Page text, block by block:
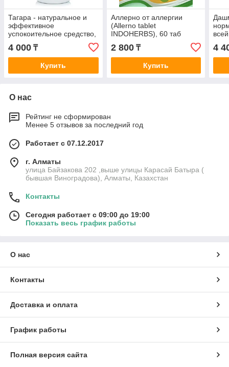
Тагара - натуральное и
эффективное
успокоительное средство,
60 таб.Tagara, Sangam
4 000 ₸
Купить
Аллерно от аллергии
(Allerno tablet
INDOHERBS), 60 таб
2 800₸
Купить
4
О нас
Рейтинг не сформирован
Менее 5 отзывов за последний год
Работает с 07.12.2017
г. Алматы
улица Байзакова 202 ,выше улицы Карасай Батыра (
бывшая Виноградова), Алматы, Казахстан
Контакты
Сегодня работает с 09:00 до 19:00
Показать весь график работы
О нас
Контакты
Доставка и оплата
График работы
Полная версия сайта